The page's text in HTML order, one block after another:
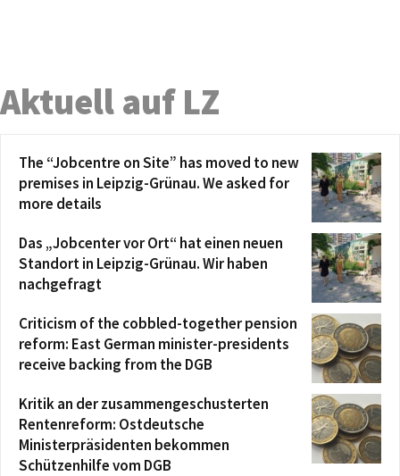
Aktuell auf LZ
The “Jobcentre on Site” has moved to new
premises in Leipzig-Grünau. We asked for
more details
Das „Jobcenter vor Ort“ hat einen neuen
Standort in Leipzig-Grünau. Wir haben
nachgefragt
Criticism of the cobbled-together pension
reform: East German minister-presidents
receive backing from the DGB
Kritik an der zusammengeschusterten
Rentenreform: Ostdeutsche
Ministerpräsidenten bekommen
Schützenhilfe vom DGB